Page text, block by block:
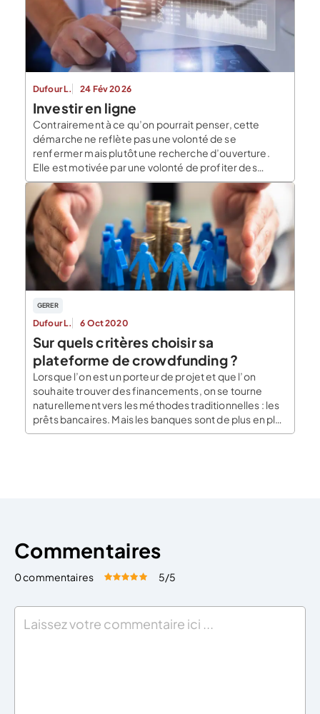
Angels de France Les Business Angels ou […]
Dufour L. 24 Fév 2026
Investir en ligne
Contrairement à ce qu’on pourrait penser, cette
démarche ne reflète pas une volonté de se
renfermer mais plutôt une recherche d’ouverture.
Elle est motivée par une volonté de profiter des
nouvelles opportunités qu’offrent les plateformes
d’investissement en ligne mais aussi des notions de
partage et de participation à l’aventure
entrepreneuriale. Cet engouement soutient le
lancement […]
GERER
Dufour L. 6 Oct 2020
Sur quels critères choisir sa
plateforme de crowdfunding ?
Lorsque l’on est un porteur de projet et que l’on
souhaite trouver des financements, on se tourne
naturellement vers les méthodes traditionnelles : les
prêts bancaires. Mais les banques sont de plus en plus
frileuses à accorder des crédits à des conditions
Commentaires
0 commentaires Évaluez cet article:
5/5